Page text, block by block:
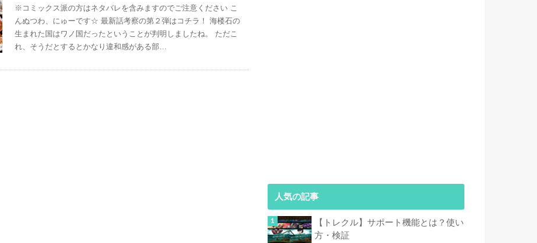
※コミックス派の方はネタバレを含みますのでご注意ください こ
んぬつわ、にゅーです☆ 最新話考察の第２弾はコチラ！ 海楼石の
生まれた国はワノ国だったということが判明しましたね。 ただこ
れ、そうだとするとかなり違和感がある部…
人気の記事
【トレクル】サポート機能とは？使い
方・検証